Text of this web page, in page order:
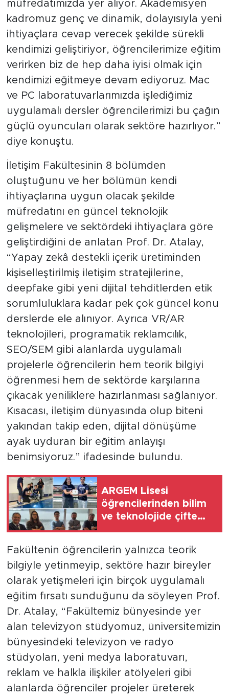
müfredatımızda yer alıyor. Akademisyen
kadromuz genç ve dinamik, dolayısıyla yeni
ihtiyaçlara cevap verecek şekilde sürekli
kendimizi geliştiriyor, öğrencilerimize eğitim
verirken biz de hep daha iyisi olmak için
kendimizi eğitmeye devam ediyoruz. Mac
ve PC laboratuvarlarımızda işlediğimiz
uygulamalı dersler öğrencilerimizi bu çağın
güçlü oyuncuları olarak sektöre hazırlıyor.”
diye konuştu.
İletişim Fakültesinin 8 bölümden
oluştuğunu ve her bölümün kendi
ihtiyaçlarına uygun olacak şekilde
müfredatını en güncel teknolojik
gelişmelere ve sektördeki ihtiyaçlara göre
geliştirdiğini de anlatan Prof. Dr. Atalay,
“Yapay zekâ destekli içerik üretiminden
kişiselleştirilmiş iletişim stratejilerine,
deepfake gibi yeni dijital tehditlerden etik
sorumluluklara kadar pek çok güncel konu
derslerde ele alınıyor. Ayrıca VR/AR
teknolojileri, programatik reklamcılık,
SEO/SEM gibi alanlarda uygulamalı
projelerle öğrencilerin hem teorik bilgiyi
öğrenmesi hem de sektörde karşılarına
çıkacak yeniliklere hazırlanması sağlanıyor.
Kısacası, iletişim dünyasında olup biteni
yakından takip eden, dijital dönüşüme
ayak uyduran bir eğitim anlayışı
benimsiyoruz.” ifadesinde bulundu.
ARGEM Lisesi
öğrencilerinden bilim
ve teknolojide çifte
Fakültenin öğrencilerin yalnızca teorik
bilgiyle yetinmeyip, sektöre hazır bireyler
olarak yetişmeleri için birçok uygulamalı
eğitim fırsatı sunduğunu da söyleyen Prof.
Dr. Atalay, “Fakültemiz bünyesinde yer
alan televizyon stüdyomuz, üniversitemizin
bünyesindeki televizyon ve radyo
stüdyoları, yeni medya laboratuvarı,
reklam ve halkla ilişkiler atölyeleri gibi
alanlarda öğrenciler projeler üreterek